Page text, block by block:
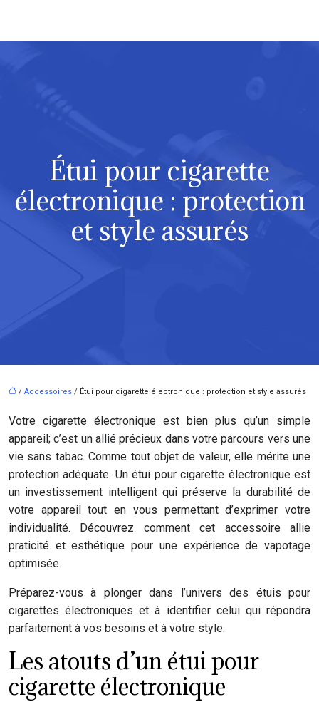
Étui pour cigarette
électronique : protection
et style assurés
/ Accessoires / Étui pour cigarette électronique : protection et style assurés
Votre cigarette électronique est bien plus qu’un simple
appareil; c’est un allié précieux dans votre parcours vers une
vie sans tabac. Comme tout objet de valeur, elle mérite une
protection adéquate. Un étui pour cigarette électronique est
un investissement intelligent qui préserve la durabilité de
votre appareil tout en vous permettant d’exprimer votre
individualité. Découvrez comment cet accessoire allie
praticité et esthétique pour une expérience de vapotage
optimisée.
Préparez-vous à plonger dans l’univers des étuis pour
cigarettes électroniques et à identifier celui qui répondra
parfaitement à vos besoins et à votre style.
Les atouts d’un étui pour
cigarette électronique